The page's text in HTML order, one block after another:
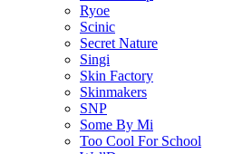
Ryoe
Scinic
Secret Nature
Singi
Skin Factory
Skinmakers
SNP
Some By Mi
Too Cool For School